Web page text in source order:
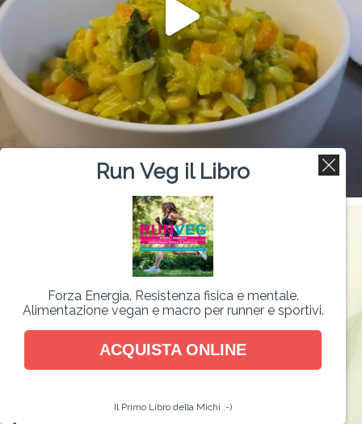
Run Veg il Libro
Forza Energia. Resistenza fisica e mentale.
Alimentazione vegan e macro per runner e sportivi.
ACQUISTA ONLINE
Il Primo Libro della Michi :-)